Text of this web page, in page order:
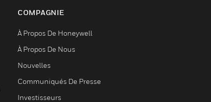
COMPAGNIE
À Propos De Honeywell
À Propos De Nous
Nouvelles
Communiqués De Presse
Investisseurs